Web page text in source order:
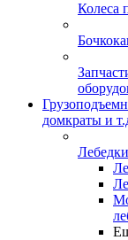
Колеса
домкраты и
Лебедки